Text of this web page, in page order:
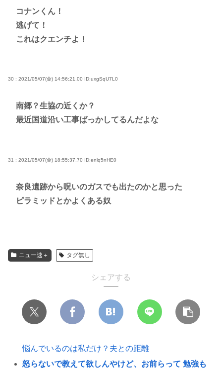
コナンくん！
逃げて！
これはクエンチよ！
30 : 2021/05/07(金) 14:56:21.00 ID:uxgSqU7L0
南郷？生協の近くか？
最近国道沿い工事ばっかしてるんだよな
31 : 2021/05/07(金) 18:55:37.70 ID:enlq5nHE0
奈良遺跡から呪いのガスでも出たのかと思った
ピラミッドとかよくある奴
ニュー速＋ タグ無し
シェアする
悩んでいるのは私だけ？夫との距離
怒らないで教えて欲しんやけど、お前らって 勉強も